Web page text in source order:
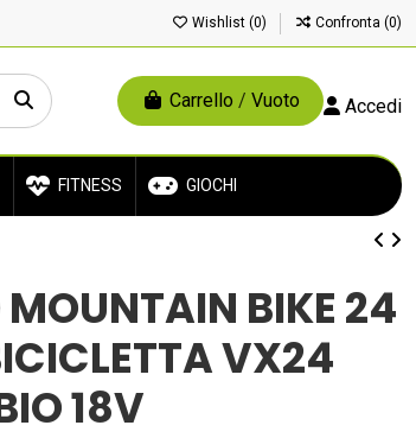
Wishlist (0) Confronta (0)
Carrello / Vuoto Accedi
FITNESS GIOCHI
BIKE 24
VX24
18V